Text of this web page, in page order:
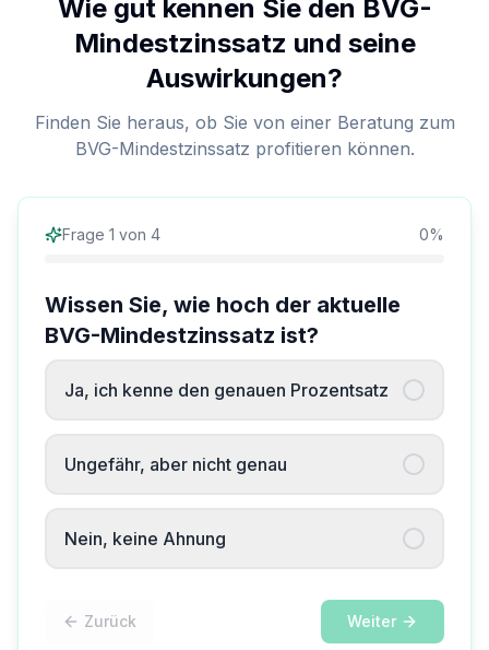
Wie gut kennen Sie den BVG-
Mindestzinssatz und seine
Auswirkungen?
Finden Sie heraus, ob Sie von einer Beratung zum
BVG-Mindestzinssatz profitieren können.
Frage 1 von 4 0%
Wissen Sie, wie hoch der aktuelle
BVG-Mindestzinssatz ist?
Ja, ich kenne den genauen Prozentsatz
Ungefähr, aber nicht genau
Nein, keine Ahnung
Zurück Weiter